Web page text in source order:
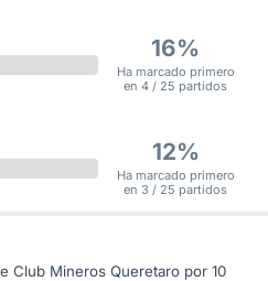
16%
Ha marcado primero
en 4 / 25 partidos
12%
Ha marcado primero
en 3 / 25 partidos
Club Mineros Queretaro por 10